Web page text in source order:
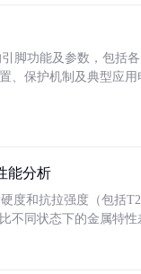
脚功能及参数，包括
、保护机制及典型应
能分析
度和抗拉强度（包括
不同状态下的金属特性